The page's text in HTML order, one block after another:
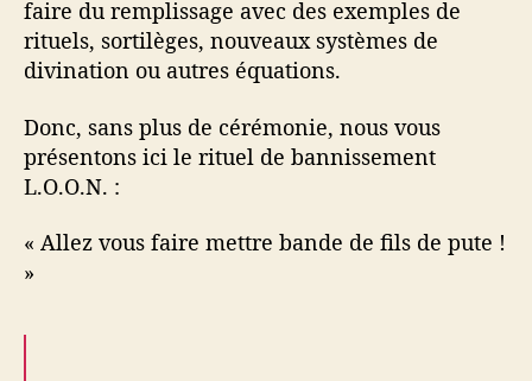
faire du remplissage avec des exemples de
rituels, sortilèges, nouveaux systèmes de
divination ou autres équations.
Donc, sans plus de cérémonie, nous vous
présentons ici le rituel de bannissement
L.O.O.N. :
« Allez vous faire mettre bande de fils de pute !
»